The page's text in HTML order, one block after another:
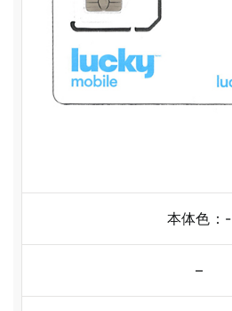
本体色：-
–